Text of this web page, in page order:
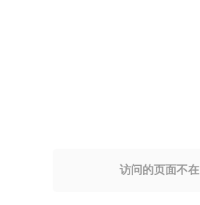
访问的页面不在